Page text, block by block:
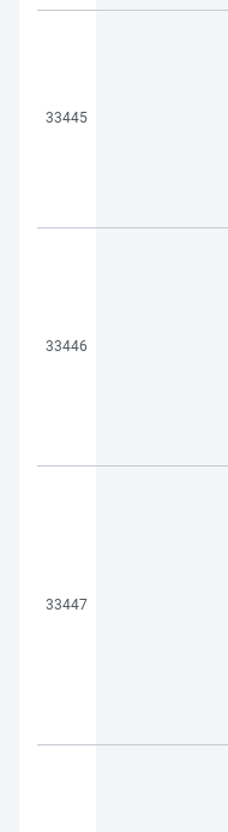
33445
33446
33447